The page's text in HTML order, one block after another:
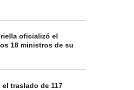
oficializó el
18 ministros de su
traslado de 117